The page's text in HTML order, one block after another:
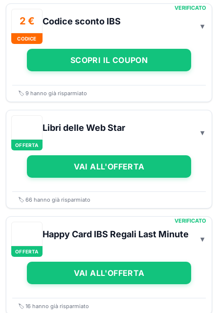
2 €
CODICE
VERIFICATO
Codice sconto IBS
SCOPRI IL COUPON
🏷️ 9 hanno già risparmiato
OFFERTA
Libri delle Web Star
VAI ALL'OFFERTA
🏷️ 66 hanno già risparmiato
OFFERTA
VERIFICATO
Happy Card IBS Regali Last Minute
VAI ALL'OFFERTA
🏷️ 16 hanno già risparmiato